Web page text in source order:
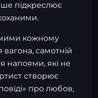
підкреслює
кожному
самотній
напоями, які не
створює
про любов,